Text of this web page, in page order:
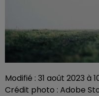
Modifié : 31 août 2023 à
Crédit photo : Adobe